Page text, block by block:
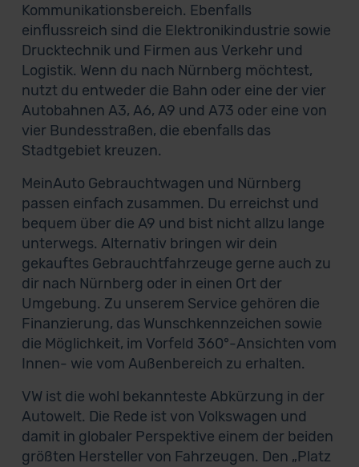
Kommunikationsbereich. Ebenfalls
einflussreich sind die Elektronikindustrie sowie
Drucktechnik und Firmen aus Verkehr und
Logistik. Wenn du nach Nürnberg möchtest,
nutzt du entweder die Bahn oder eine der vier
Autobahnen A3, A6, A9 und A73 oder eine von
vier Bundesstraßen, die ebenfalls das
Stadtgebiet kreuzen.
MeinAuto Gebrauchtwagen und Nürnberg
passen einfach zusammen. Du erreichst und
bequem über die A9 und bist nicht allzu lange
unterwegs. Alternativ bringen wir dein
gekauftes Gebrauchtfahrzeuge gerne auch zu
dir nach Nürnberg oder in einen Ort der
Umgebung. Zu unserem Service gehören die
Finanzierung, das Wunschkennzeichen sowie
die Möglichkeit, im Vorfeld 360°-Ansichten vom
Innen- wie vom Außenbereich zu erhalten.
VW ist die wohl bekannteste Abkürzung in der
Autowelt. Die Rede ist von Volkswagen und
damit in globaler Perspektive einem der beiden
größten Hersteller von Fahrzeugen. Den „Platz